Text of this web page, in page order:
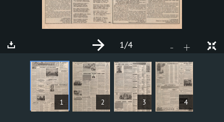
1 2 3 4
- +
1/4
СТАТЬИ